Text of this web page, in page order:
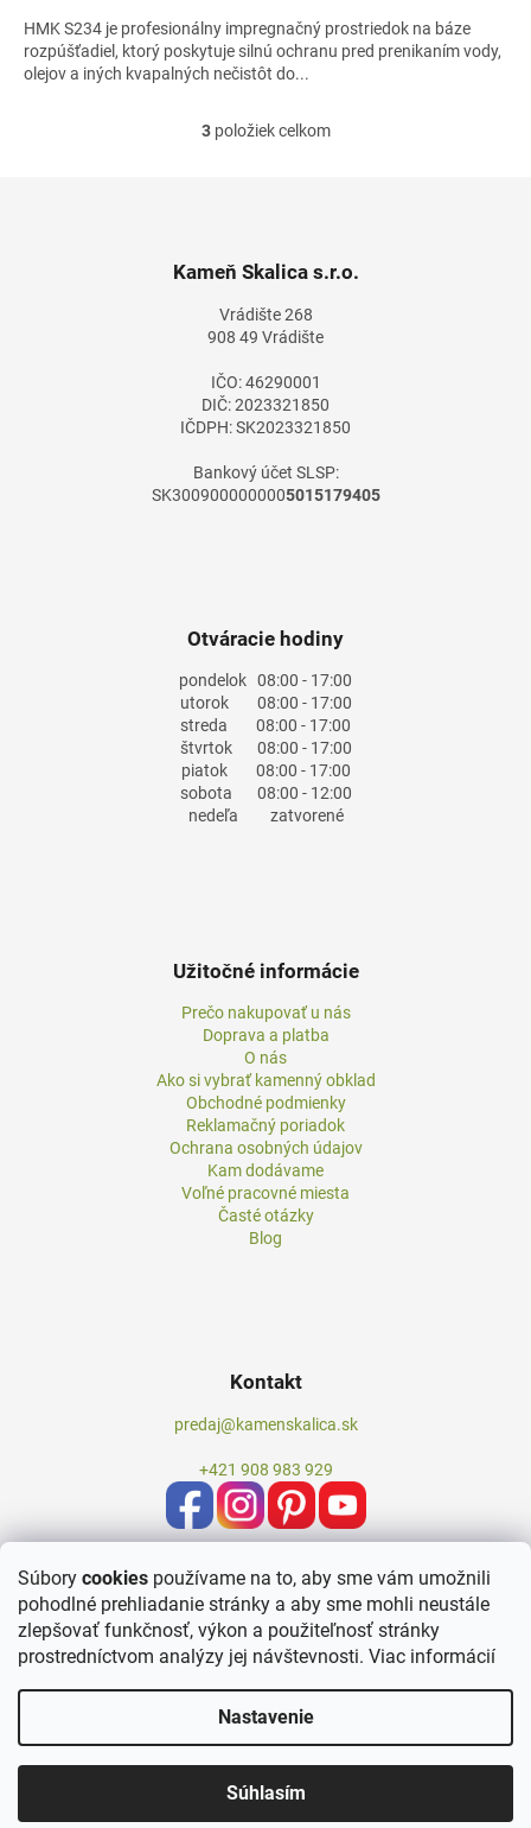
Súbory cookies používame na to, aby sme vám umožnili
pohodlné prehliadanie stránky a aby sme mohli neustále
zlepšovať funkčnosť, výkon a použiteľnosť stránky
prostredníctvom analýzy jej návštevnosti. Viac informácií
Nastavenie
Súhlasím
HMK S234 je profesionálny impregnačný prostriedok na báze
rozpúšťadiel, ktorý poskytuje silnú ochranu pred prenikaním vody,
olejov a iných kvapalných nečistôt do...
O
c
e
p
v
k
y
ý
p
3položiek celkom
Kameň Skalica s.r.o.
Vrádište 268
908 49 Vrádište
IČO: 46290001
DIČ: 2023321850
IČDPH: SK2023321850
Bankový účet SLSP:
SK3009000000005015179405
Otváracie hodiny
pondelok 08:00 - 17:00
utorok08:00 - 17:00
streda 08:00 - 17:00
štvrtok08:00 - 17:00
piatok08:00 - 17:00
sobota 08:00 - 12:00
nedeľa zatvorené
Užitočné informácie
Prečo nakupovať u nás
Doprava a platba
O nás
Ako si vybrať kamenný obklad
Obchodné podmienky
Reklamačný poriadok
Ochrana osobných údajov
Kam dodávame
Voľné pracovné miesta
Časté otázky
Blog
Kontakt
predaj@kamenskalica.sk
+421 908 983 929
Vytvoril Shoptet
Kameň Skalica. Všetky práva vyhradené.